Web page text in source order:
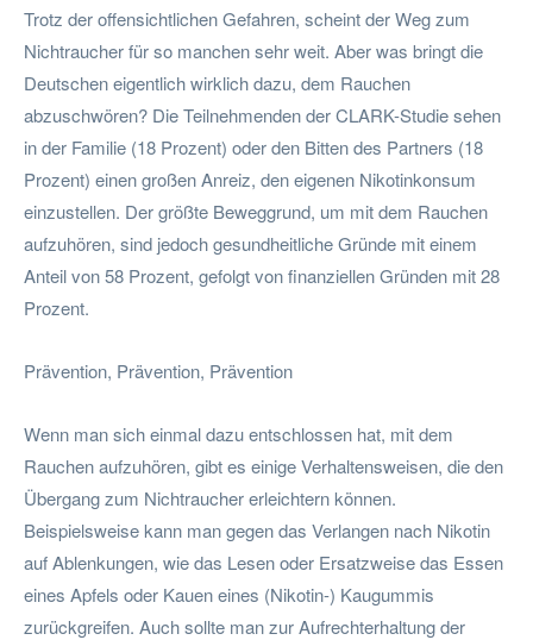
Trotz der offensichtlichen Gefahren, scheint der Weg zum
Nichtraucher für so manchen sehr weit. Aber was bringt die
Deutschen eigentlich wirklich dazu, dem Rauchen
abzuschwören? Die Teilnehmenden der CLARK-Studie sehen
in der Familie (18 Prozent) oder den Bitten des Partners (18
Prozent) einen großen Anreiz, den eigenen Nikotinkonsum
einzustellen. Der größte Beweggrund, um mit dem Rauchen
aufzuhören, sind jedoch gesundheitliche Gründe mit einem
Anteil von 58 Prozent, gefolgt von finanziellen Gründen mit 28
Prozent.
Prävention, Prävention, Prävention
Wenn man sich einmal dazu entschlossen hat, mit dem
Rauchen aufzuhören, gibt es einige Verhaltensweisen, die den
Übergang zum Nichtraucher erleichtern können.
Beispielsweise kann man gegen das Verlangen nach Nikotin
auf Ablenkungen, wie das Lesen oder Ersatzweise das Essen
eines Apfels oder Kauen eines (Nikotin-) Kaugummis
zurückgreifen. Auch sollte man zur Aufrechterhaltung der